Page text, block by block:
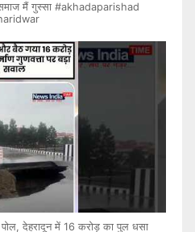
मैं गुस्सा #akhadaparishad
पोल, देहरादून में 16 करोड़ का पुल धसा